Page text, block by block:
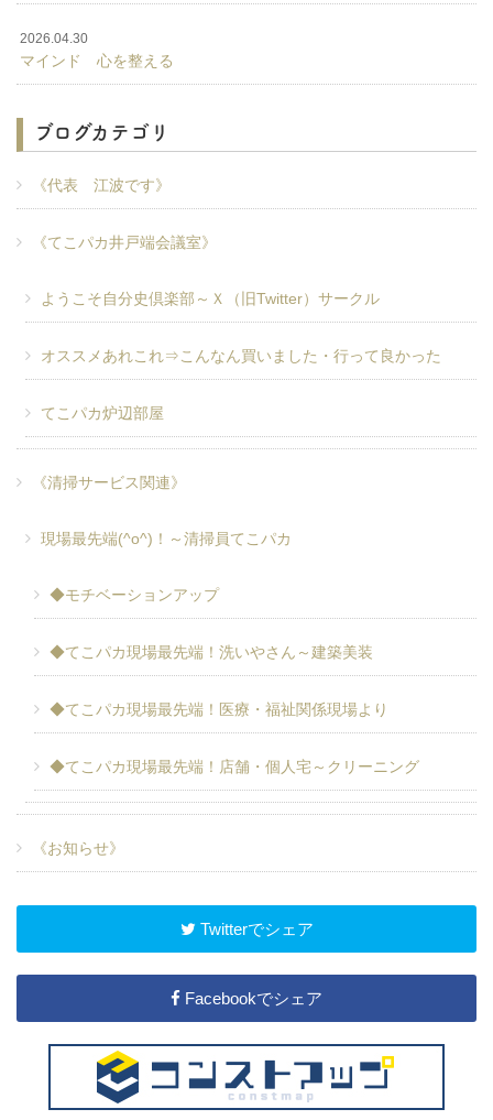
2026.04.30
マインド 心を整える
ブログカテゴリ
《代表 江波です》
《てこパカ井戸端会議室》
ようこそ自分史倶楽部～Ｘ（旧Twitter）サークル
オススメあれこれ⇒こんなん買いました・行って良かった
てこパカ炉辺部屋
《清掃サービス関連》
現場最先端(^o^)！～清掃員てこパカ
◆モチベーションアップ
◆てこパカ現場最先端！洗いやさん～建築美装
◆てこパカ現場最先端！医療・福祉関係現場より
◆てこパカ現場最先端！店舗・個人宅～クリーニング
《お知らせ》
Twitterでシェア
Facebookでシェア